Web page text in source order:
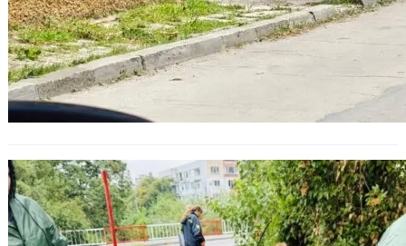
Стани част от „Да изчистим
България заедно“ – Варна се
включва на 20 септември